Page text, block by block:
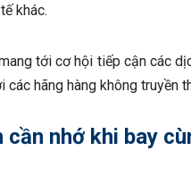
khác.
tới cơ hội tiếp cận các
các hãng hàng không truyền
cần nhớ khi bay